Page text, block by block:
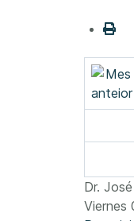
Dr.
Viernes